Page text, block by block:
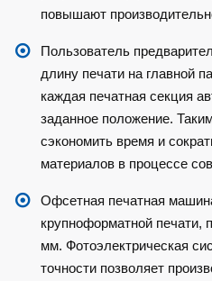
повышают
Пользователь
длину печати на главной
каждая печатная секция
заданное положение.
сэкономить время и
материалов в процессе
Офсетная печатная
крупноформатной
мм. Фотоэлектрическая
точности позволяет